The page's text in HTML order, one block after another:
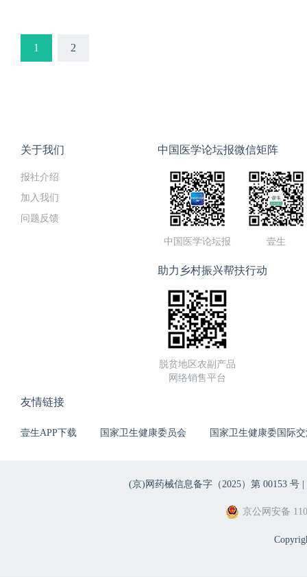
1 2
关于我们
报社介绍
加入我们
问题反馈
中国医学论坛报微信矩阵
中国医学论坛报 壹生
助力乡村振兴帮扶行动
脱贫地区农副产品
网络销售平台
友情链接
壹生APP下载 国家卫生健康委员会 国家卫生健康委国际
(京)网药械信息备字（2025）第 00153 号 |
京公网安备